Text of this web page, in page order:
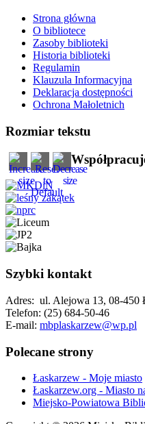
Strona główna
O bibliotece
Zasoby biblioteki
Historia biblioteki
Regulamin
Klauzula Informacyjna
Deklaracja dostępności
Ochrona Małoletnich
Rozmiar tekstu
Szybki kontakt
Adres: ul. Alejowa 13, 08-450
Telefon: (25) 684-50-46
E-mail: mbplaskarzew@wp.pl
Polecane strony
Łaskarzew - Moje miasto
Łaskarzew.org - Miasto
Miejsko-Powiatowa